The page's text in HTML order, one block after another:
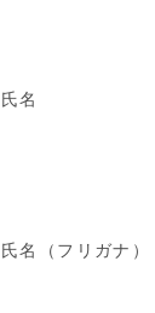
氏名
氏名（フリガナ）